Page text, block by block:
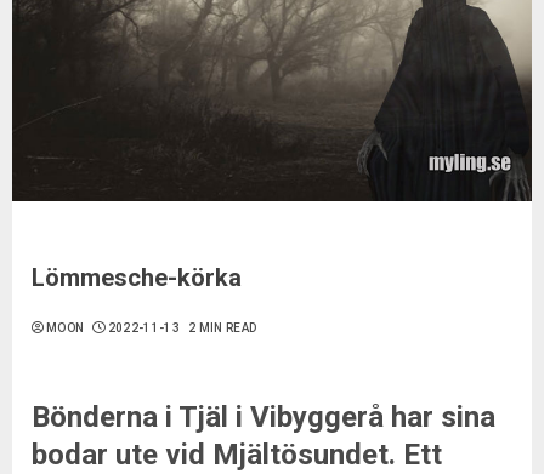
Lömmesche-körka
MOON 2022-11-13 2 MIN READ
Bönderna i Tjäl i Vibyggerå har sina
bodar ute vid Mjältösundet. Ett